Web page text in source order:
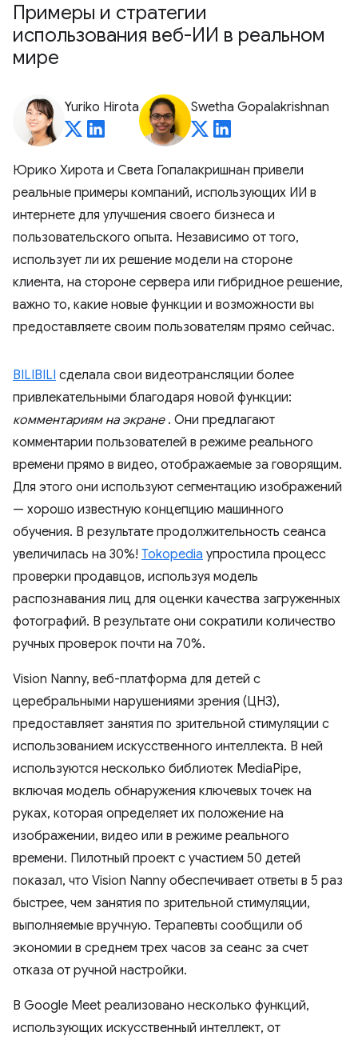
Примеры и стратегии
использования веб-ИИ в реальном
мире
Yuriko Hirota Swetha Gopalakrishnan
Юрико Хирота и Света Гопалакришнан привели
реальные примеры компаний, использующих ИИ в
интернете для улучшения своего бизнеса и
пользовательского опыта. Независимо от того,
использует ли их решение модели на стороне
клиента, на стороне сервера или гибридное решение,
важно то, какие новые функции и возможности вы
предоставляете своим пользователям прямо сейчас.
BILIBILI сделала свои видеотрансляции более
привлекательными благодаря новой функции:
комментариям на экране. Они предлагают
комментарии пользователей в режиме реального
времени прямо в видео, отображаемые за говорящим.
Для этого они используют сегментацию изображений
— хорошо известную концепцию машинного
обучения. В результате продолжительность сеанса
увеличилась на 30%! Tokopedia упростила процесс
проверки продавцов, используя модель
распознавания лиц для оценки качества загруженных
фотографий. В результате они сократили количество
ручных проверок почти на 70%.
Vision Nanny, веб-платформа для детей с
церебральными нарушениями зрения (ЦНЗ),
предоставляет занятия по зрительной стимуляции с
использованием искусственного интеллекта. В ней
используются несколько библиотек MediaPipe,
включая модель обнаружения ключевых точек на
руках, которая определяет их положение на
изображении, видео или в режиме реального
времени. Пилотный проект с участием 50 детей
показал, что Vision Nanny обеспечивает ответы в 5 раз
быстрее, чем занятия по зрительной стимуляции,
выполняемые вручную. Терапевты сообщили об
экономии в среднем трех часов за сеанс за счет
отказа от ручной настройки.
В Google Meet реализовано несколько функций,
использующих искусственный интеллект, от